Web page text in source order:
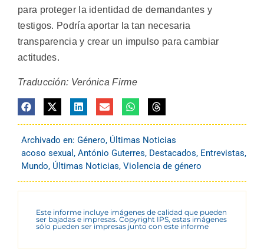
para proteger la identidad de demandantes y
testigos. Podría aportar la tan necesaria
transparencia y crear un impulso para cambiar
actitudes.
Traducción: Verónica Firme
Archivado en: Género, Últimas Noticias
acoso sexual , António Guterres, Destacados, Entrevistas,
Mundo, Últimas Noticias, Violencia de género
Este informe incluye imágenes de calidad que pueden
ser bajadas e impresas. Copyright IPS, estas imágenes
sólo pueden ser impresas junto con este informe